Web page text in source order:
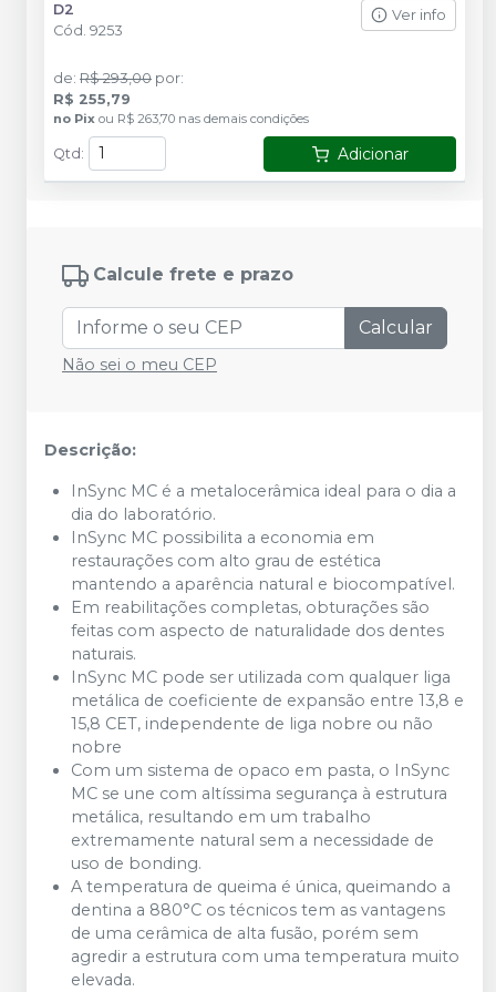
D2
Cód. 9253
Ver info
de: R$ 293,00 por:
R$ 255,79
no Pix ou R$ 263,70 nas demais condições
Qtd : Adicionar
Calcule frete e prazo
Calcular
Não sei o meu CEP
Descrição:
InSync MC é a metalocerâmica ideal para o dia a
dia do laboratório.
InSync MC possibilita a economia em
restaurações com alto grau de estética
mantendo a aparência natural e biocompatível.
Em reabilitações completas, obturações são
feitas com aspecto de naturalidade dos dentes
naturais.
InSync MC pode ser utilizada com qualquer liga
metálica de coeficiente de expansão entre 13,8 e
15,8 CET, independente de liga nobre ou não
nobre
Com um sistema de opaco em pasta, o InSync
MC se une com altíssima segurança à estrutura
metálica, resultando em um trabalho
extremamente natural sem a necessidade de
uso de bonding.
A temperatura de queima é única, queimando a
dentina a 880°C os técnicos tem as vantagens
de uma cerâmica de alta fusão, porém sem
agredir a estrutura com uma temperatura muito
elevada.